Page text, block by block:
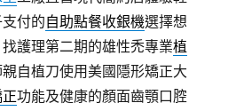
付的自助點餐收銀機選擇想
護理第二期的雄性禿專業植
自植刀使用美國隱形矯正大
正功能及健康的顏面齒顎口腔